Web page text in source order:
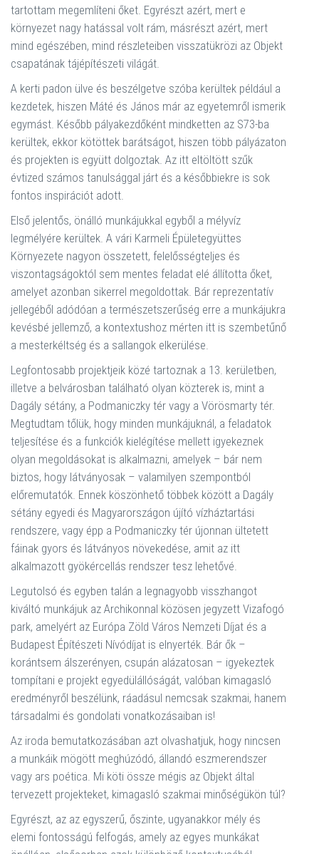
tartottam megemlíteni őket. Egyrészt azért, mert e
környezet nagy hatással volt rám, másrészt azért, mert
mind egészében, mind részleteiben visszatükrözi az Objekt
csapatának tájépítészeti világát.
A kerti padon ülve és beszélgetve szóba kerültek például a
kezdetek, hiszen Máté és János már az egyetemről ismerik
egymást. Később pályakezdőként mindketten az S73-ba
kerültek, ekkor kötöttek barátságot, hiszen több pályázaton
és projekten is együtt dolgoztak. Az itt eltöltött szűk
évtized számos tanulsággal járt és a későbbiekre is sok
fontos inspirációt adott.
Első jelentős, önálló munkájukkal egyből a mélyvíz
legmélyére kerültek. A vári Karmeli Épületegyüttes
Környezete nagyon összetett, felelősségteljes és
viszontagságoktól sem mentes feladat elé állította őket,
amelyet azonban sikerrel megoldottak. Bár reprezentatív
jellegéből adódóan a természetszerűség erre a munkájukra
kevésbé jellemző, a kontextushoz mérten itt is szembetűnő
a mesterkéltség és a sallangok elkerülése.
Legfontosabb projektjeik közé tartoznak a 13. kerületben,
illetve a belvárosban található olyan közterek is, mint a
Dagály sétány, a Podmaniczky tér vagy a Vörösmarty tér.
Megtudtam tőlük, hogy minden munkájuknál, a feladatok
teljesítése és a funkciók kielégítése mellett igyekeznek
olyan megoldásokat is alkalmazni, amelyek – bár nem
biztos, hogy látványosak – valamilyen szempontból
előremutatók. Ennek köszönhető többek között a Dagály
sétány egyedi és Magyarországon újító vízháztartási
rendszere, vagy épp a Podmaniczky tér újonnan ültetett
fáinak gyors és látványos növekedése, amit az itt
alkalmazott gyökércellás rendszer tesz lehetővé.
Legutolsó és egyben talán a legnagyobb visszhangot
kiváltó munkájuk az Archikonnal közösen jegyzett Vizafogó
park, amelyért az Európa Zöld Város Nemzeti Díjat és a
Budapest Építészeti Nívódíjat is elnyerték. Bár ők –
korántsem álszerényen, csupán alázatosan – igyekeztek
tompítani e projekt egyedülállóságát, valóban kimagasló
eredményről beszélünk, ráadásul nemcsak szakmai, hanem
társadalmi és gondolati vonatkozásaiban is!
Az iroda bemutatkozásában azt olvashatjuk, hogy nincsen
a munkáik mögött meghúzódó, állandó eszmerendszer
vagy ars poética. Mi köti össze mégis az Objekt által
tervezett projekteket, kimagasló szakmai minőségükön túl?
Egyrészt, az az egyszerű, őszinte, ugyanakkor mély és
elemi fontosságú felfogás, amely az egyes munkákat